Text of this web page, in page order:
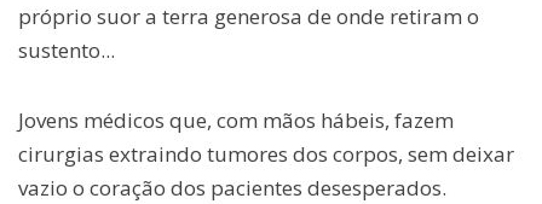
próprio suor a terra generosa de onde retiram o
sustento...
Jovens médicos que, com mãos hábeis, fazem
cirurgias extraindo tumores dos corpos, sem deixar
vazio o coração dos pacientes desesperados.